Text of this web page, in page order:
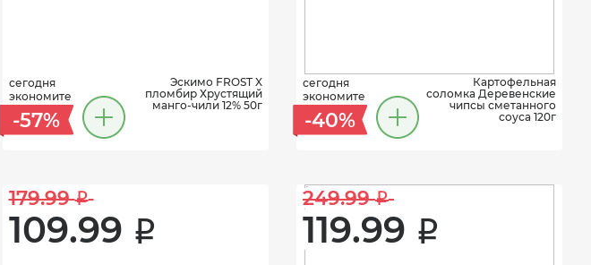
сегодня
экономите
-57%
Эскимо FROST X
пломбир Хрустящий
манго-чили 12% 50г
сегодня
экономите
-40%
Картофельная
соломка Деревенские
чипсы сметанного
соуса 120г
179.99 i
109.99 i
249.99 i
119.99 i